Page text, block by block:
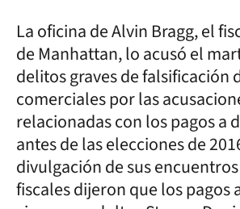
La oficina de Alvin Bragg, el
de Manhattan, lo acusó el
delitos graves de falsificación
comerciales por las
relacionadas con los pagos a
antes de las elecciones de
divulgación de sus
fiscales dijeron que los pagos